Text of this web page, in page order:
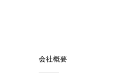
会社概要